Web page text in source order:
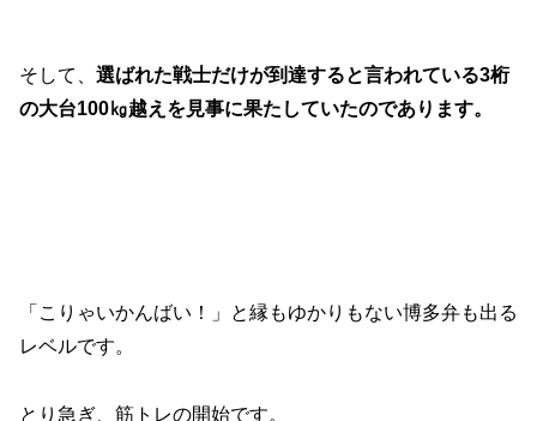
そして、 選ばれた戦士だけが到達すると言われている3桁
の大台100㎏越えを見事に果たしていたのであります。
「こりゃいかんばい！」と縁もゆかりもない博多弁も出る
レベルです。
とり急ぎ、筋トレの開始です。